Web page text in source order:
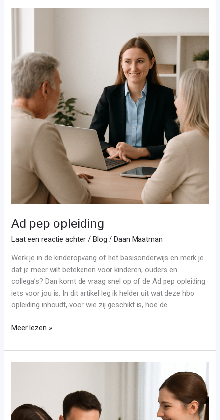
Ad pep opleiding
Laat een reactie achter /Blog /Daan Maatman
Werk je in de kinderopvang of het basisonderwijs en merk je
dat je meer wilt betekenen voor kinderen, ouders en
collega’s? Dan komt de vraag snel op of de Ad pep opleiding
iets voor jou is. In dit artikel leg ik helder uit wat deze hbo
opleiding inhoudt, voor wie zij geschikt is, hoe de
Meer lezen »